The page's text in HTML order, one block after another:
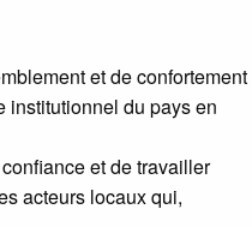
et de confortement
institutionnel du pays en
et de travailler
acteurs locaux qui,